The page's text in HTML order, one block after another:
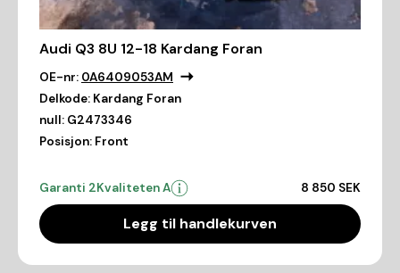
Audi Q3 8U 12-18 Kardang Foran
OE-nr: 0A6409053AM
Delkode: Kardang Foran
null: G2473346
Posisjon: Front
Garanti 2Kvaliteten A 8 850 SEK
Legg til handlekurven